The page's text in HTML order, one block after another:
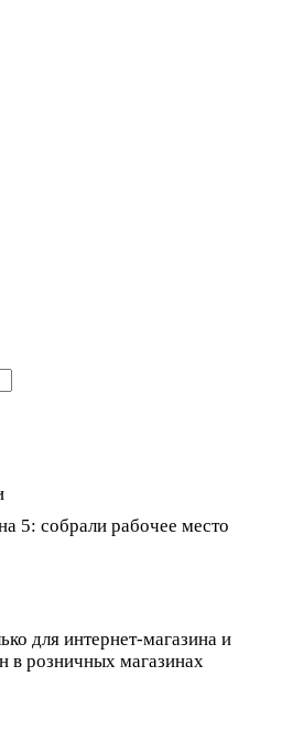
5: собрали рабочее место
для интернет-магазина и
в розничных магазинах